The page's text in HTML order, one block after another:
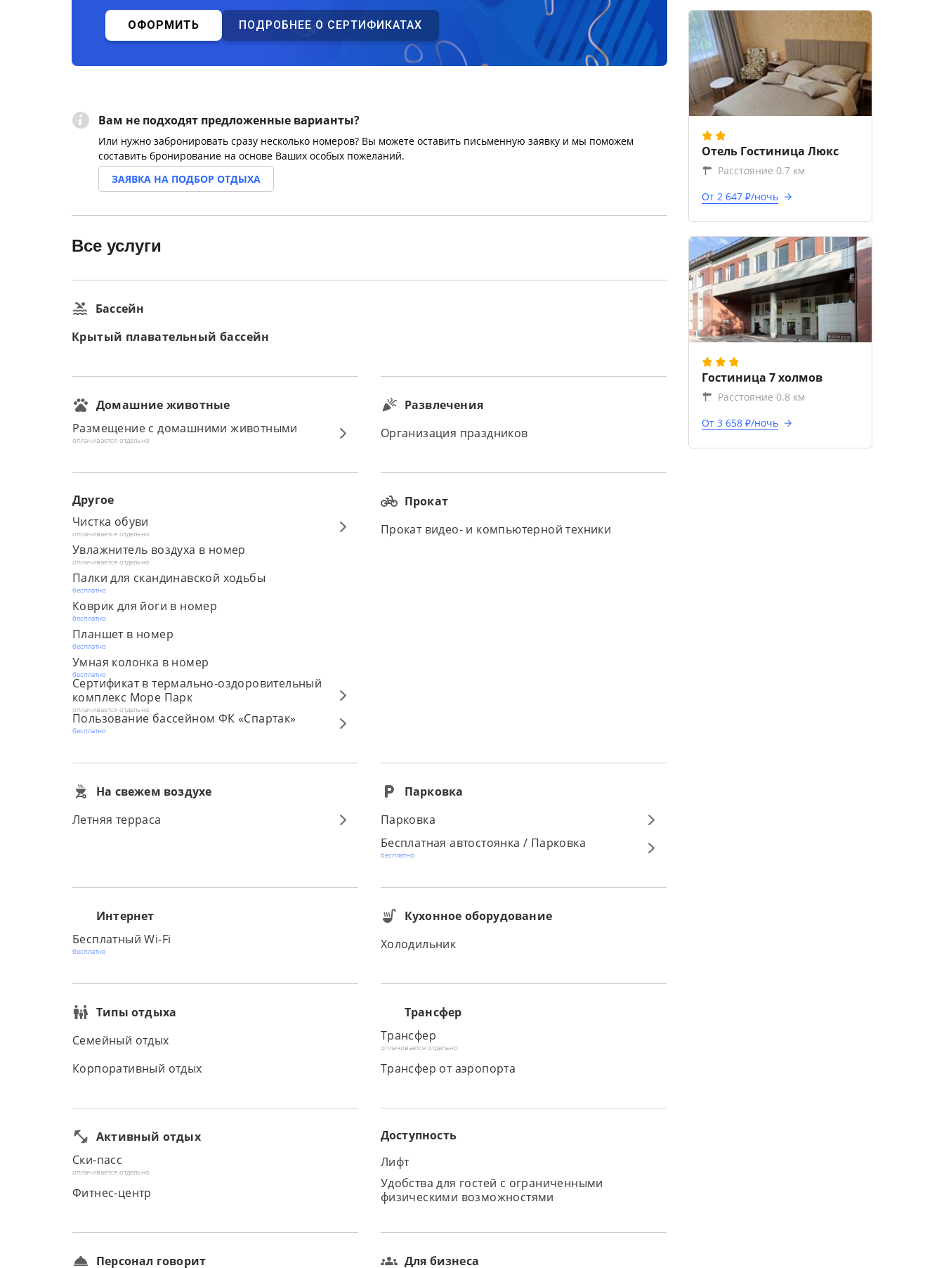
ОФОРМИТЬ ПОДРОБНЕЕ О СЕРТИФИКАТАХ
Вам не подходят предложенные варианты?
Или нужно забронировать сразу несколько номеров? Вы можете оставить письменную заявку и мы поможем
составить бронирование на основе Ваших особых пожеланий.
ЗАЯВКА НА ПОДБОР ОТДЫХА
Все услуги
Бассейн
Крытый плавательный бассейн
Домашние животные
Размещение с домашними животными
оплачивается отдельно
Развлечения
Организация праздников
Другое
Чистка обуви
оплачивается отдельно
Увлажнитель воздуха в номер
оплачивается отдельно
Палки для скандинавской ходьбы
бесплатно
Коврик для йоги в номер
бесплатно
Планшет в номер
бесплатно
Умная колонка в номер
бесплатно
Сертификат в термально-оздоровительный
комплекс Море Парк
оплачивается отдельно
Пользование бассейном ФК «Спартак»
бесплатно
Прокат
Прокат видео- и компьютерной техники
На свежем воздухе
Летняя терраса
Парковка
Парковка
Бесплатная автостоянка / Парковка
бесплатно
Интернет
Бесплатный Wi-Fi
бесплатно
Кухонное оборудование
Холодильник
Типы отдыха
Семейный отдых
Корпоративный отдых
Трансфер
Трансфер
оплачивается отдельно
Трансфер от аэропорта
Активный отдых
Ски-пасс
оплачивается отдельно
Фитнес-центр
Доступность
Лифт
Удобства для гостей с ограниченными
физическими возможностями
Персонал говорит Для бизнеса
Отель Гостиница Люкс
Расстояние 0.7 км
От 2 647 ₽/ночь
Гостиница 7 холмов
Расстояние 0.8 км
От 3 658 ₽/ночь